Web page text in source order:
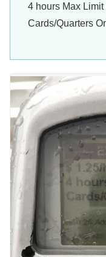
4 hours Max
Cards/Quarters